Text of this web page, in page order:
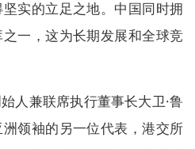
实的立足之地。中国同时拥
一，这为长期发展和全球竞
人兼联席执行董事长大卫·鲁
领袖的另一位代表，港交所